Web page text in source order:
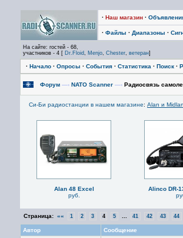
· Наш магазин ·
· Файлы · Диапазоны ·
На сайте: гостей - 68,
участников - 4 [ Dr.Floid, Menjo, Chester, ветеран]
· Начало · Опросы · События · Статистика · Поиск ·
Форум —› NATO Scanner —› Радиосвязь
Си-Би радиостанции в нашем магазине: Alan и
Alan 48 Excel
руб.
Alinco DR-
Страница: «« 1 2 3 4 5 41 42 43 44
Автор
Сообщение